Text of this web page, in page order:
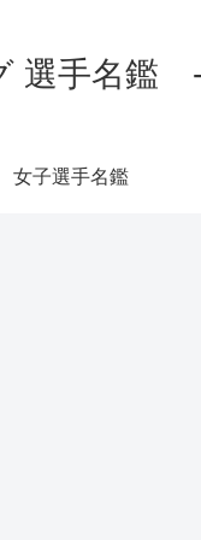
選手名鑑
女子選手名鑑